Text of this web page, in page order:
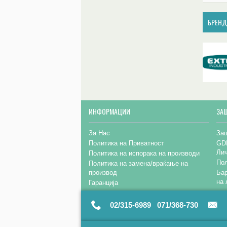
ИНФОРМАЦИИ
За Нас
Политика на Приватност
Политика на испорака на производи
Политика на замена/враќање на
производ
Гаранција
на
02/315-6989 071/368-730